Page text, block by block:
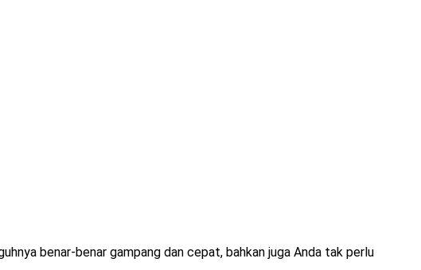
benar-benar gampang dan cepat, bahkan juga Anda tak perlu